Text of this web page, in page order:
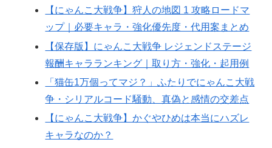
【にゃんこ大戦争】狩人の地図 1 攻略ロードマ
ップ｜必要キャラ・強化優先度・代用案まとめ
【保存版】にゃんこ大戦争 レジェンドステージ
報酬キャラランキング｜取り方・強化・起用例
「猫缶1万個ってマジ？」ふたりでにゃんこ大戦
争・シリアルコード騒動、真偽と感情の交差点
【にゃんこ大戦争】かぐやひめは本当にハズレ
キャラなのか？